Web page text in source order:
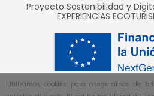
Proyecto Sostenibilidad y
EXPERIENCIAS
Utilizamos cookies para asegurarnos de